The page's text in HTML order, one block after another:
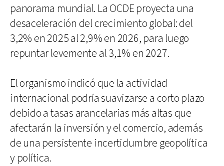
panorama mundial. La OCDE proyecta una
desaceleración del crecimiento global: del
3,2% en 2025 al 2,9% en 2026, para luego
repuntar levemente al 3,1% en 2027.
El organismo indicó que la actividad
internacional podría suavizarse a corto plazo
debido a tasas arancelarias más altas que
afectarán la inversión y el comercio, además
de una persistente incertidumbre geopolítica
y política.